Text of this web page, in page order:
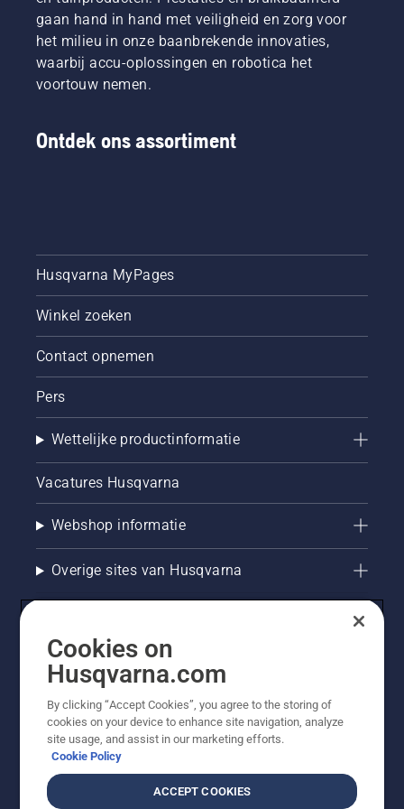
Mark III.
gaan hand in hand met veiligheid en zorg voor
het milieu in onze baanbrekende innovaties,
waarbij accu-oplossingen en robotica het
voortouw nemen.
Ontdek ons assortiment
Husqvarna MyPages
Winkel zoeken
Contact opnemen
Pers
Wettelijke productinformatie
Vacatures Husqvarna
Webshop informatie
Overige sites van Husqvarna
© Husqvarna AB (publ). Alle rechten voorbehouden. De
getoonde prijzen zijn consumentenadviesprijzen. Alle
vermelde prijzen zijn adviesverkoopprijzen (incl. BTW),
Cookies on
Husqvarna.com
By clicking “Accept Cookies”, you agree to the storing of
cookies on your device to enhance site navigation, analyze
site usage, and assist in our marketing efforts.
Cookie Policy
ACCEPT COOKIES